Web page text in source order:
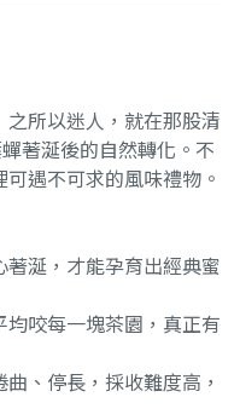
所以迷人，就在那股清
著涎後的自然轉化。不
遇不可求的風味禮物。
著涎，才能孕育出經典蜜
咬每一塊茶園，真正有
、停長，採收難度高，